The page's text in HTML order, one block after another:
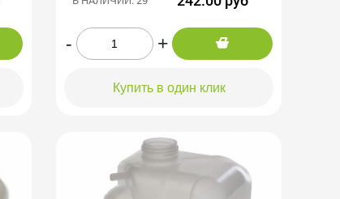
- +
Купить в один клик